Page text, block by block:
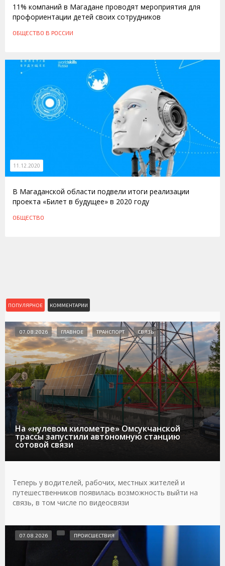
11% компаний в Магадане проводят мероприятия для
профориентации детей своих сотрудников
ОБЩЕСТВО В РОССИИ
11.12.2020
В Магаданской области подвели итоги реализации
проекта «Билет в будущее» в 2020 году
ОБЩЕСТВО
ПОПУЛЯРНОЕ КОММЕНТАРИИ
На «нулевом километре» Омсукчанской
трассы запустили автономную станцию
сотовой связи
07.08.2026 ГЛАВНОЕ ТРАНСПОРТ СВЯЗЬ
Теперь у водителей, рабочих, местных жителей и
путешественников появилась возможность выйти на
связь, в том числе по видеосвязи
07.08.2026 ПРОИСШЕСТВИЯ